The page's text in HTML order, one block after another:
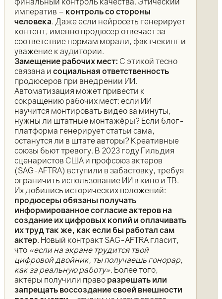
императив – контроль со стороны
человека. Даже если нейросеть генерирует
контент, именно продюсер отвечает за
соответствие нормам морали, фактчекинг и
уважение к аудитории.
Замещение рабочих мест: С этикой тесно
связана и социальная ответственность
продюсеров при внедрении ИИ.
Автоматизация может привести к
сокращению рабочих мест: если ИИ
научится монтировать видео за минуты,
нужны ли штатные монтажёры? Если блог-
платформа генерирует статьи сама,
останутся ли в штате авторы? Креативные
союзы бьют тревогу. В 2023 году Гильдия
сценаристов США и профсоюз актеров
(SAG-AFTRA) вступили в забастовку, требуя
ограничить использование ИИ в кино и ТВ.
Их добились исторических положений:
продюсеры обязаны получать
информированное согласие актеров на
создание их цифровых копий и оплачивать
их труд так же, как если бы работал сам
актер. Новый контракт SAG-AFTRA гласит,
что «если на экране трудится твой
цифровой двойник, ты получаешь гонорар,
как за реальную работу». Более того,
актёры получили право разрешать или
запрещать воссоздание своей внешности